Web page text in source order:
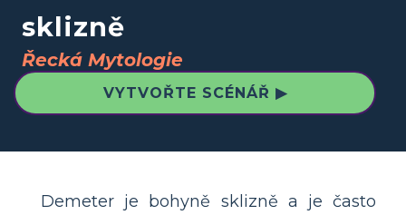
sklizně
Řecká Mytologie
VYTVOŘTE SCÉNÁŘ ▶
Demeter je bohyně sklizně a je často